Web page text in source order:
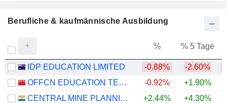
Berufliche & kaufmännische Ausbildung
% % 5 Tage
IDP EDUCATION LIMITED -0.88% -2.60%
OFFCN EDUCATION TECHNOLOGY CO., LTD.
-0.92% +1.90%
CENTRAL MINE PLANNING & DESIGN INSTITUTE LIMITED
+2.44%
+4.30%